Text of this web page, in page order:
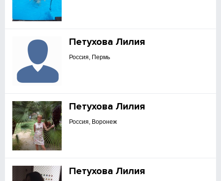
Петухова Лилия
Россия, Пермь
Петухова Лилия
Россия, Воронеж
Петухова Лилия